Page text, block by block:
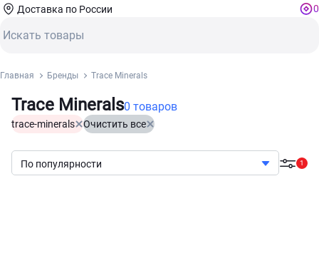
Доставка по России 0
Главная Бренды Trace Minerals
Trace Minerals0 товаров
trace-minerals Очистить все
По популярности 1